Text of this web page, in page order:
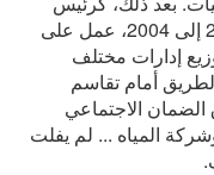
للوزراء من 1992 إلى 1998، ثم من 2002 إلى 2004، عمل على
إدارات مختلف
أمام تقاسم
الاجتماعي
المياه ... لم يفلت